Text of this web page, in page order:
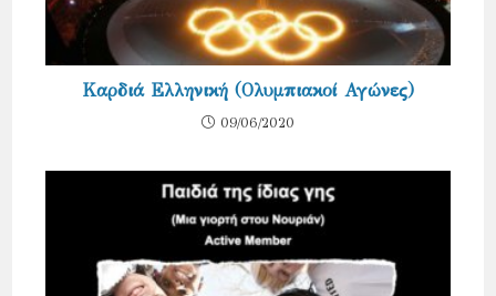
Καρδιά Ελληνική (Ολυμπιακοί Αγώνες)
09/06/2020